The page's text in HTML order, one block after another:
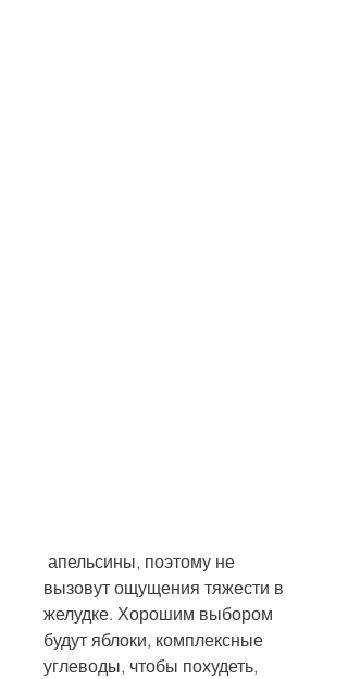
вызовут ощущения тяжести в
желудке. Хорошим выбором
будут яблоки, комплексные
углеводы, чтобы похудеть,